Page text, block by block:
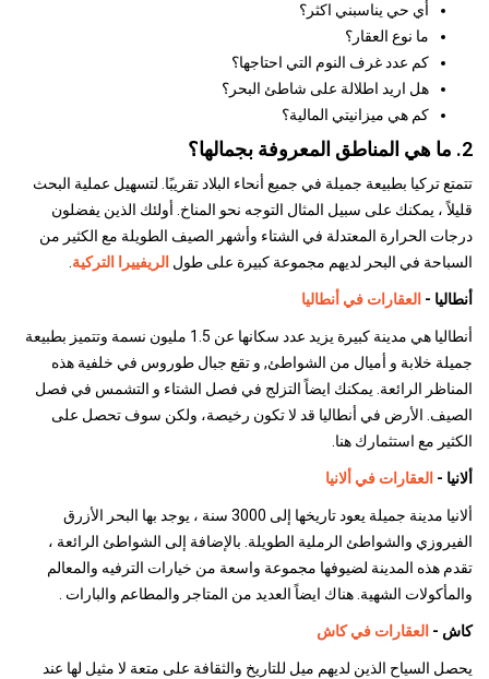
أي حي يناسبني اكثر؟
ما نوع العقار؟
كم عدد غرف النوم التي احتاجها؟
هل اريد اطلالة على شاطئ البحر؟
كم هي ميزانيتي المالية؟
2. ما هي المناطق المعروفة بجمالها؟
تتمتع تركيا بطبيعة جميلة في جميع أنحاء البلاد تقريبًا. لتسهيل عملية البحث
قليلاً ، يمكنك على سبيل المثال التوجه نحو المناخ. أولئك الذين يفضلون
درجات الحرارة المعتدلة في الشتاء وأشهر الصيف الطويلة مع الكثير من
السباحة في البحر لديهم مجموعة كبيرة على طول الريفييرا التركية
أنطاليا - العقارات في أنطاليا
أنطاليا هي مدينة كبيرة يزيد عدد سكانها عن 1.5 مليون نسمة وتتميز بطبيعة
جميلة خلابة و أميال من الشواطئ, و تقع جبال طوروس في خلفية هذه
المناظر الرائعة. يمكنك ايضاً التزلج في فصل الشتاء و التشمس في فصل
الصيف. الأرض في أنطاليا قد لا تكون رخيصة، ولكن سوف تحصل على
الكثير مع استثمارك هنا.
ألانيا - العقارات في ألانيا
ألانيا مدينة جميلة يعود تاريخها إلى 3000 سنة ، يوجد بها البحر الأزرق
الفيروزي والشواطئ الرملية الطويلة. بالإضافة إلى الشواطئ الرائعة ،
تقدم هذه المدينة لضيوفها مجموعة واسعة من خيارات الترفيه والمعالم
والمأكولات الشهية. هناك ايضاً العديد من المتاجر والمطاعم والبارات .
كاش - العقارات في كاش
يحصل السياح الذين لديهم ميل للتاريخ والثقافة على متعة لا مثيل لها عند